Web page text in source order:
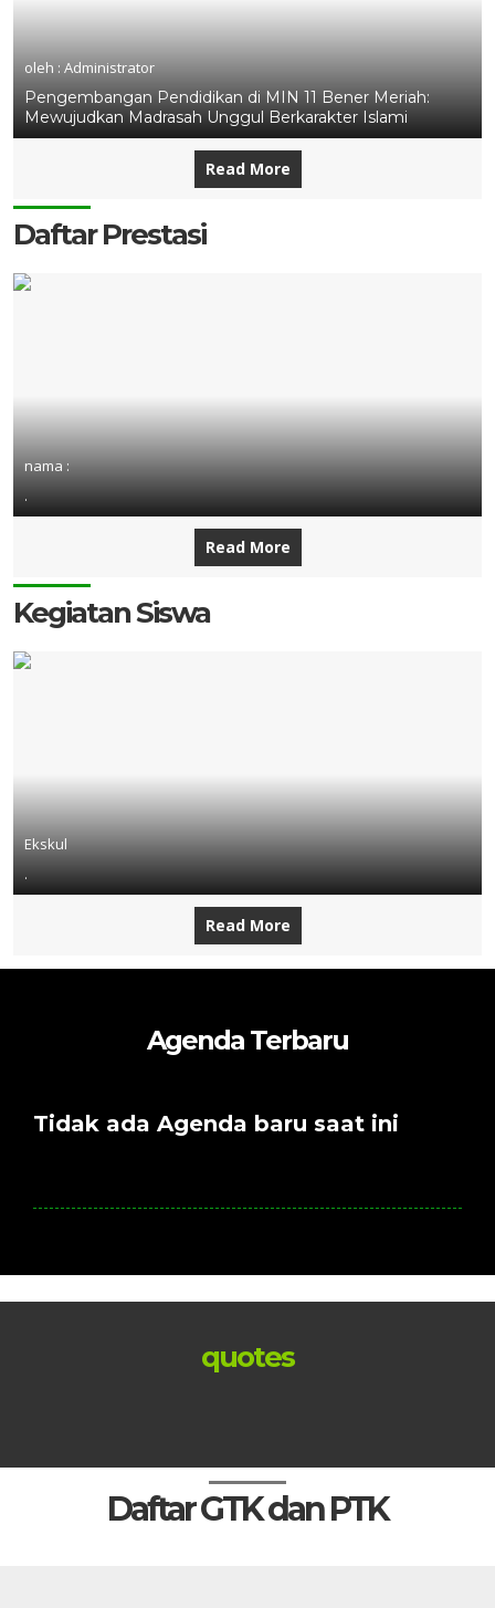
oleh : Administrator
Pengembangan Pendidikan di MIN 11 Bener Meriah:
Mewujudkan Madrasah Unggul Berkarakter Islami
Read More
Daftar Prestasi
nama :
.
Read More
Kegiatan Siswa
Ekskul
.
Read More
Agenda Terbaru
Tidak ada Agenda baru saat ini
quotes
Daftar GTK dan PTK